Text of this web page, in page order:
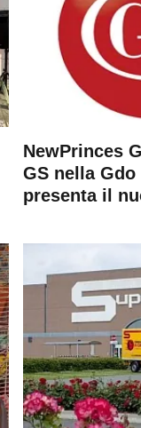
NewPrinces
GS nella
presenta il